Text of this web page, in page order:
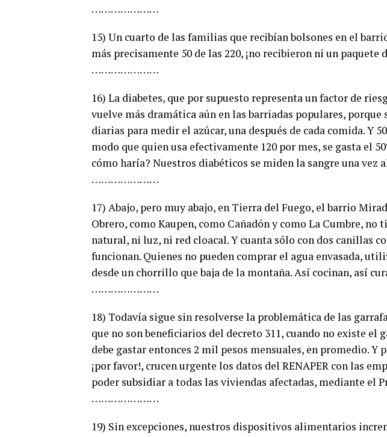
…………………
15) Un cuarto de las familias que recibían bolsones en el
más precisamente 50 de las 220, ¡no recibieron ni un paquete
…………………
16) La diabetes, que por supuesto representa un factor de
vuelve más dramática aún en las barriadas populares, porque
diarias para medir el azúcar, una después de cada comida. Y
modo que quien usa efectivamente 120 por mes, se gasta el
cómo haría? Nuestros diabéticos se miden la sangre una vez
…………………
17) Abajo, pero muy abajo, en Tierra del Fuego, el barrio
Obrero, como Kaupen, como Cañadón y como La Cumbre, no
natural, ni luz, ni red cloacal. Y cuanta sólo con dos canillas
funcionan. Quienes no pueden comprar el agua envasada,
desde un chorrillo que baja de la montaña. Así cocinan, así
…………………
18) Todavía sigue sin resolverse la problemática de las
que no son beneficiarios del decreto 311, cuando no existe el
debe gastar entonces 2 mil pesos mensuales, en promedio. Y
¡por favor!, crucen urgente los datos del RENAPER con las
poder subsidiar a todas las viviendas afectadas, mediante el
…………………
19) Sin excepciones, nuestros dispositivos alimentarios